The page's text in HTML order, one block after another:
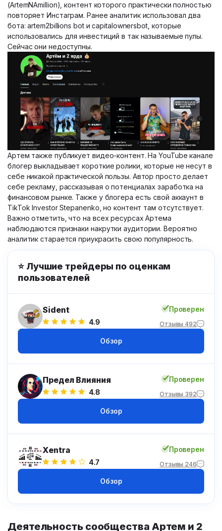
(ArtemNAmillion), контент которого практически полностью
повторяет Инстаграм. Ранее аналитик использовал два
бота: artem2billions bot и capitalownersbot, которые
использовались для инвестиций в так называемые пулы.
Сейчас они недоступны.
Артем также публикует видео-контент. На YouTube канале
блогер выкладывает короткие ролики, которые не несут в
себе никакой практической пользы. Автор просто делает
себе рекламу, рассказывая о потенциалах заработка на
финансовом рынке. Также у блогера есть свой аккаунт в
TikTok Investor Stepanenko, но контент там отсутствует.
Важно отметить, что на всех ресурсах Артема
наблюдаются признаки накрутки аудитории. Вероятно
аналитик старается приукрасить свою популярность.
⭐ Лучшие трейдеры по оценкам
пользователей
Sident
4.9
Проверен
Отзывы 492
Обзор
Предел Влияния
4.8
Проверен
Отзывы 392
Обзор
Xentra
4.7
Проверен
Отзывы 246
Обзор
Деятельность сообщества Артем и 2